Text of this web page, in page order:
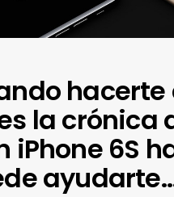
hacerte
la crónica
6S